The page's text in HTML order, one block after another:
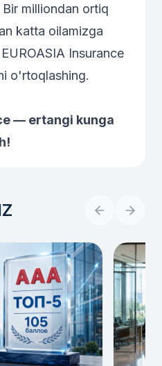
milliondan ortiq
katta oilamizga
Insurance
o'rtoqlashing.
— ertangi kunga